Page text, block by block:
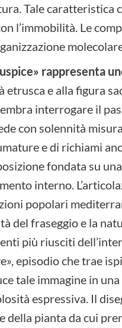
Tale caratteristica
l’immobilità. Le
rappresenta
etrusca e alla figura
interrogare il
con solennità
e di richiami
fondata su
interno.
popolari
del fraseggio e la
più riusciti
episodio che trae
tale immagine in
espressiva. Il
della pianta da cui